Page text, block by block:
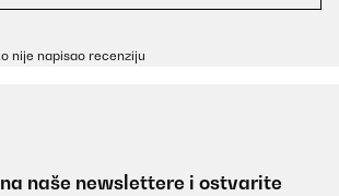
nije napisao recenziju
naše newslettere i ostvarite